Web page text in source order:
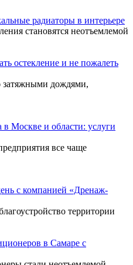
радиаторы в интерьере
становятся неотъемлемой
остекление и не пожалеть
затяжными дождями,
в Москве и области: услуги
все чаще
с компанией «Дренаж-
территории
в Самаре с